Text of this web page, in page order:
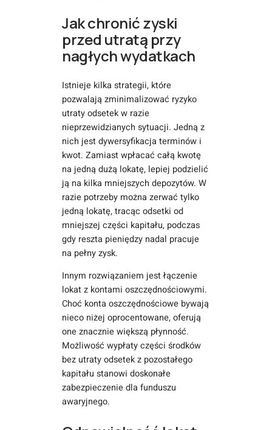
Jak chronić zyski
przed utratą przy
nagłych wydatkach
Istnieje kilka strategii, które
pozwalają zminimalizować ryzyko
utraty odsetek w razie
nieprzewidzianych sytuacji. Jedną z
nich jest dywersyfikacja terminów i
kwot. Zamiast wpłacać całą kwotę
na jedną dużą lokatę, lepiej podzielić
ją na kilka mniejszych depozytów. W
razie potrzeby można zerwać tylko
jedną lokatę, tracąc odsetki od
mniejszej części kapitału, podczas
gdy reszta pieniędzy nadal pracuje
na pełny zysk.
Innym rozwiązaniem jest łączenie
lokat z kontami oszczędnościowymi.
Choć konta oszczędnościowe bywają
nieco niżej oprocentowane, oferują
one znacznie większą płynność.
Możliwość wypłaty części środków
bez utraty odsetek z pozostałego
kapitału stanowi doskonałe
zabezpieczenie dla funduszu
awaryjnego.